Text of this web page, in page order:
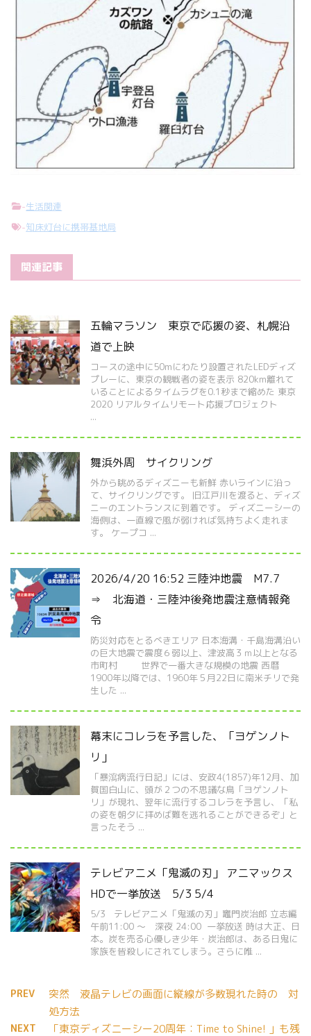
-生活関連
-知床灯台に携帯基地局
関連記事
五輪マラソン 東京で応援の姿、札幌沿
道で上映
コースの途中に50mにわたり設置されたLEDディズ
プレーに、東京の観戦者の姿を表示 820km離れて
いることによるタイムラグを0.1秒まで縮めた 東京
2020 リアルタイムリモート応援プロジェクト
...
舞浜外周 サイクリング
外から眺めるディズニーも新鮮 赤いラインに沿っ
て、サイクリングです。 旧江戸川を渡ると、ディズ
ニーのエントランスに到着です。 ディズニーシーの
海側は、一直線で風が弱ければ気持ちよく走れま
す。 ケープコ ...
2026/4/20 16:52 三陸沖地震 M7.7
⇒ 北海道・三陸沖後発地震注意情報発
令
防災対応をとるべきエリア 日本海溝・千島海溝沿い
の巨大地震で震度６弱以上、津波高３ｍ以上となる
市町村 世界で一番大きな規模の地震 西暦
1900年以降では、1960年５月22日に南米チリで発
生した ...
幕末にコレラを予言した、「ヨゲンノト
リ」
「暴瀉病流行日記」には、安政4(1857)年12月、加
賀国白山に、頭が２つの不思議な鳥「ヨゲンノト
リ」が現れ、翌年に流行するコレラを予言し、「私
の姿を朝夕に拝めば難を逃れることができるぞ」と
言ったそう ...
テレビアニメ「鬼滅の刃」 アニマックス
HDで一挙放送 5/3 5/4
5/3 テレビアニメ「鬼滅の刃」竈門炭治郎 立志編
午前11:00 ～ 深夜 24:00 一挙放送 時は大正、日
本。炭を売る心優しき少年・炭治郎は、ある日鬼に
家族を皆殺しにされてしまう。さらに唯 ...
PREV
突然 液晶テレビの画面に縦線が多数現れた時の 対
処方法
NEXT 「東京ディズニーシー20周年：Time to Shine! 」も残